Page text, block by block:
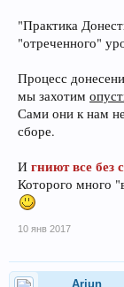
"Практика
"отреченного"
Процесс
мы захотим
Сами они к нам
сборе.
И гниют все без
Которого много
10 янв 2017
Arjun